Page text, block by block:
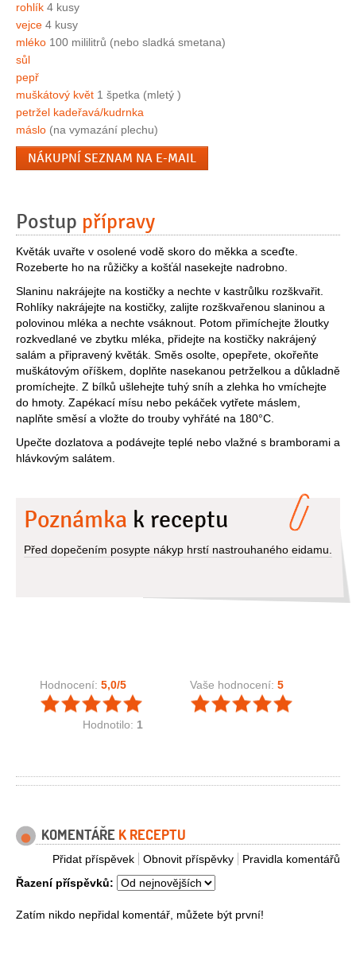
rohlík 4 kusy
vejce 4 kusy
mléko 100 mililitrů (nebo sladká smetana)
sůl
pepř
muškátový květ 1 špetka (mletý )
petržel kadeřavá/kudrnka
máslo (na vymazání plechu)
NÁKUPNÍ SEZNAM NA E-MAIL
Postup přípravy
Květák uvařte v osolené vodě skoro do měkka a sceďte.
Rozeberte ho na růžičky a košťál nasekejte nadrobno.
Slaninu nakrájejte na kostičky a nechte v kastrůlku rozškvařit.
Rohlíky nakrájejte na kostičky, zalijte rozškvařenou slaninou a
polovinou mléka a nechte vsáknout. Potom přimíchejte žloutky
rozkvedlané ve zbytku mléka, přidejte na kostičky nakrájený
salám a připravený květák. Směs osolte, opepřete, okořeňte
muškátovým oříškem, doplňte nasekanou petrželkou a důkladně
promíchejte. Z bílků ušlehejte tuhý sníh a zlehka ho vmíchejte
do hmoty. Zapékací mísu nebo pekáček vytřete máslem,
naplňte směsí a vložte do trouby vyhřáté na 180°C.
Upečte dozlatova a podávejte teplé nebo vlažné s bramborami a
hlávkovým salátem.
Poznámka k receptu
Před dopečením posypte nákyp hrstí nastrouhaného eidamu.
Hodnocení: 5,0/5
Hodnotilo: 1
Vaše hodnocení: 5
KOMENTÁŘE K RECEPTU
Pravidla komentářů
Obnovit příspěvky
Přidat příspěvek
Řazení příspěvků:
Zatím nikdo nepřidal komentář, můžete být první!